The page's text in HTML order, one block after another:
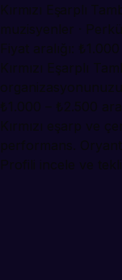
Kırmızı Eşarplı
muzisyenler ·
Fiyat aralığı:
Kırmızı Eşarplı
₺1.000 – ₺2.500
Kırmızı eşarp ve
performans.
Profili incele ve